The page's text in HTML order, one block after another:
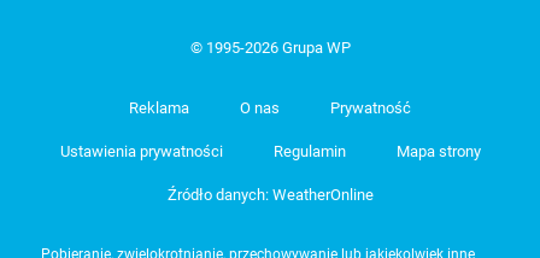
© 1995-2026 Grupa WP
Reklama O nas Prywatność
Ustawienia prywatności Regulamin Mapa strony
Źródło danych: WeatherOnline
Pobieranie, zwielokrotnianie, przechowywanie lub jakiekolwiek inne